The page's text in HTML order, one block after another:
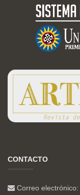
CONTACTO
Correo electrónico: